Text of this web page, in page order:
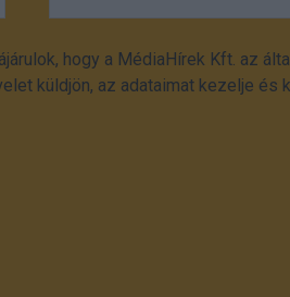
hogy a MédiaHírek Kft. az
küldjön, az adataimat kezelje és